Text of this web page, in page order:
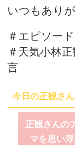
いつもあり
＃エピソー
＃天気小林
言
今日の正観さ
正観さんの
マを思い